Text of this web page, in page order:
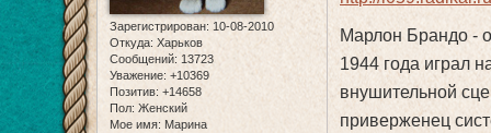
Зарегистрирован: 10-08-2010
Откуда: Харьков
Сообщений: 13723
Уважение: +10369
Позитив: +14658
Пол: Женский
Мое имя: Марина
Марлон Брандо -
1944 года играл
внушительной
приверженец